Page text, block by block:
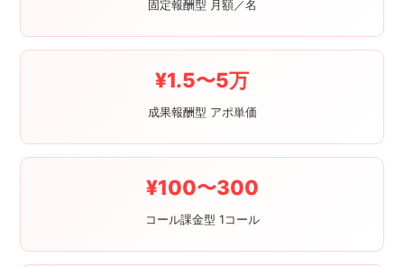
固定報酬型 月額／名
¥1.5〜5万
成果報酬型 アポ単価
¥100〜300
コール課金型 1コール